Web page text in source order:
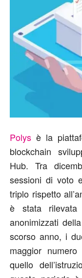
Polys è la
blockchain
Hub. Tra
sessioni di voto
triplo rispetto
è stata rilevata
anonimizzati
scorso anno, i
maggior
quello